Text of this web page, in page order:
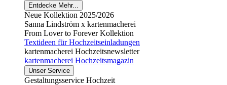
Entdecke Mehr...
Neue Kollektion 2025/2026
Sanna Lindström x kartenmacherei
From Lover to Forever Kollektion
Textideen für Hochzeitseinladungen
kartenmacherei Hochzeitsnewsletter
kartenmacherei Hochzeitsmagazin
Unser Service
Gestaltungsservice Hochzeit